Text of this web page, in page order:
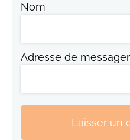
Nom
Adresse de
Laisser un